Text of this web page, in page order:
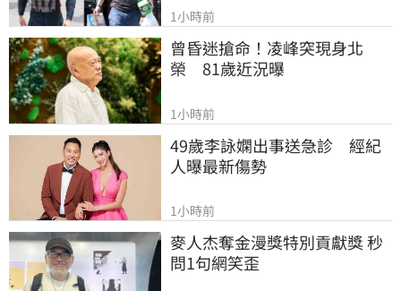
1小時前
曾昏迷搶命！凌峰突現身北
榮　81歲近況曝
1小時前
49歲李詠嫻出事送急診　經紀
人曝最新傷勢
1小時前
麥人杰奪金漫獎特別貢獻獎 秒
問1句網笑歪